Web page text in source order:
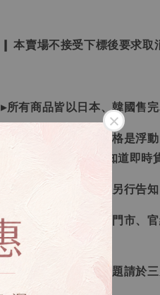
❙ 本賣場不接受下標後要求
▸所有商品皆以日本、韓國售
▸因日本商品貨況和價格是浮
等待下單，若您想要知道即
▸如遇缺斷貨情形會再另行告
▸商品皆由日本、韓國門市、
唷！
▸商品收到後有任何問題請於